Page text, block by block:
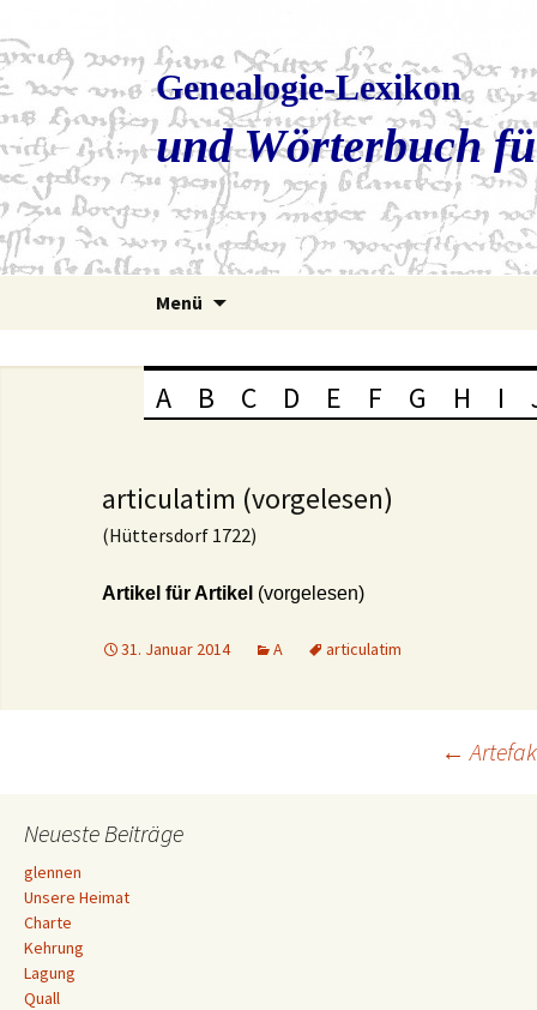
Genealogie-Lexikon
und Wörterbuch
Menü
A B C D E F G H I
articulatim (vorgelesen)
(Hüttersdorf 1722)
Artikel für Artikel (vorgelesen)
31. Januar 2014 A articulatim
Navigation
←
Neueste Beiträge
glennen
Unsere Heimat
Charte
Kehrung
Lagung
Quall